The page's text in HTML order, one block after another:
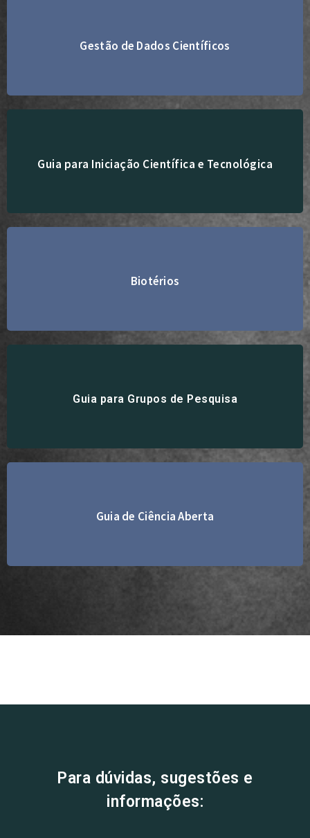
Gestão de Dados Científicos
Acesse aqui
Guia para Iniciação Científica e Tecnológica
Biotérios
Acesse aqui
Guia para Grupos de Pesquisa
Guia de Ciência Aberta
Acesse aqui
Para dúvidas, sugestões e
informações: